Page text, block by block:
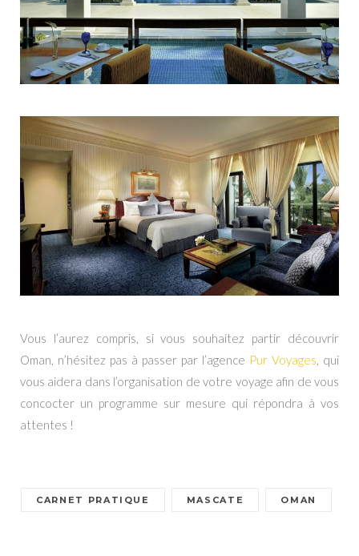
Vous l’aurez compris, si vous souhaitez partir découvrir
Oman, n’hésitez pas à passer par l’agence Pur Voyages, qui
vous aidera dans l’organisation de votre voyage afin de vous
concocter un programme sur mesure qui répondra à vos
attentes !
CARNET PRATIQUE MASCATE OMAN